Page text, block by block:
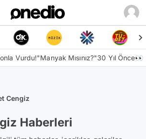
Vurdu!"Manyak Mısınız?"30 Yıl Önce👀
Cengiz
Haberleri